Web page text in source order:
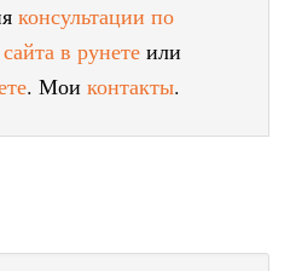
консультации по
в рунете или
. Моиконтакты.